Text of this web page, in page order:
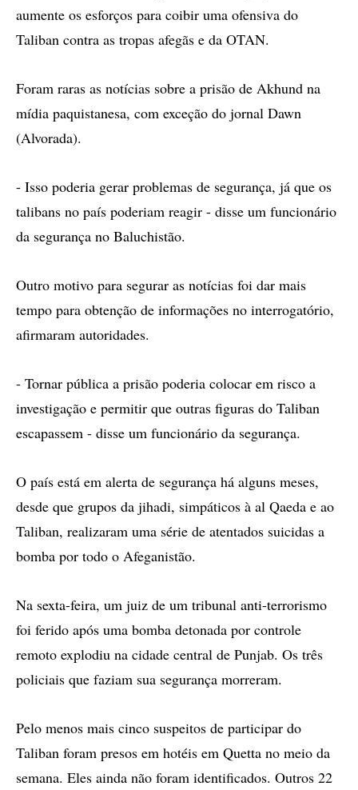
aumente os esforços para coibir uma ofensiva do
Taliban contra as tropas afegãs e da OTAN.
Foram raras as notícias sobre a prisão de Akhund na
mídia paquistanesa, com exceção do jornal Dawn
(Alvorada).
- Isso poderia gerar problemas de segurança, já que os
talibans no país poderiam reagir - disse um funcionário
da segurança no Baluchistão.
Outro motivo para segurar as notícias foi dar mais
tempo para obtenção de informações no interrogatório,
afirmaram autoridades.
- Tornar pública a prisão poderia colocar em risco a
investigação e permitir que outras figuras do Taliban
escapassem - disse um funcionário da segurança.
O país está em alerta de segurança há alguns meses,
desde que grupos da jihadi, simpáticos à al Qaeda e ao
Taliban, realizaram uma série de atentados suicidas a
bomba por todo o Afeganistão.
Na sexta-feira, um juiz de um tribunal anti-terrorismo
foi ferido após uma bomba detonada por controle
remoto explodiu na cidade central de Punjab. Os três
policiais que faziam sua segurança morreram.
Pelo menos mais cinco suspeitos de participar do
Taliban foram presos em hotéis em Quetta no meio da
semana. Eles ainda não foram identificados. Outros 22